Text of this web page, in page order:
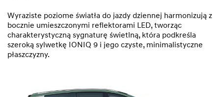
Wyraziste poziome światła do jazdy dziennej harmonizują z
bocznie umieszczonymi reflektorami LED, tworząc
charakterystyczną sygnaturę świetlną, która podkreśla
szeroką sylwetkę IONIQ 9 i jego czyste, minimalistyczne
płaszczyzny.